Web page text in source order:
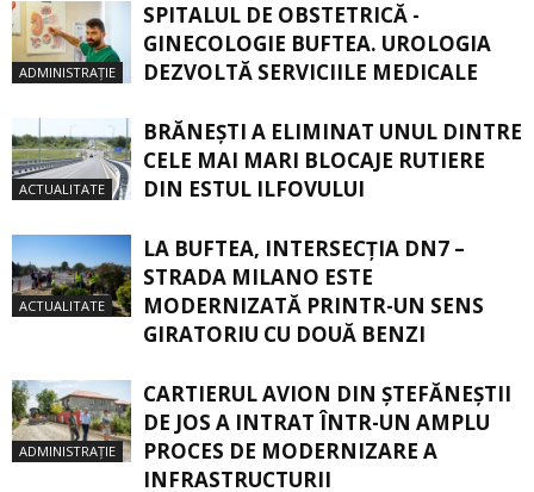
ADMINISTRAȚIE
SPITALUL DE OBSTETRICĂ -
GINECOLOGIE BUFTEA. UROLOGIA
DEZVOLTĂ SERVICIILE MEDICALE
ACTUALITATE
BRĂNEȘTI A ELIMINAT UNUL DINTRE
CELE MAI MARI BLOCAJE RUTIERE
DIN ESTUL ILFOVULUI
ACTUALITATE
LA BUFTEA, INTERSECŢIA DN7 –
STRADA MILANO ESTE
MODERNIZATĂ PRINTR-UN SENS
GIRATORIU CU DOUĂ BENZI
ADMINISTRAȚIE
CARTIERUL AVION DIN ŞTEFĂNEŞTII
DE JOS A INTRAT ÎNTR-UN AMPLU
PROCES DE MODERNIZARE A
INFRASTRUCTURII